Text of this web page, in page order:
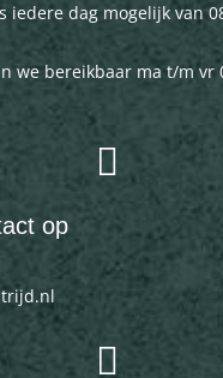
iedere dag mogelijk van
we bereikbaar ma t/m vr
op